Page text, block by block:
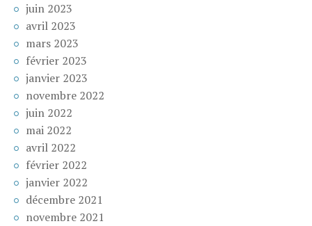
juin 2023
avril 2023
mars 2023
février 2023
janvier 2023
novembre 2022
juin 2022
mai 2022
avril 2022
février 2022
janvier 2022
décembre 2021
novembre 2021